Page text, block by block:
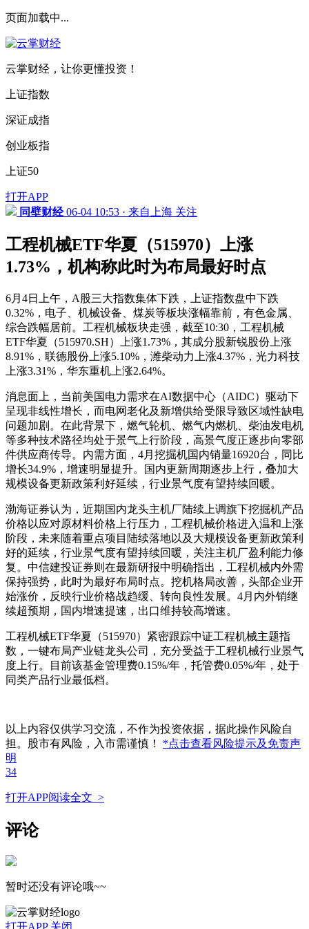
页面加载中...
云掌财经，让你更懂投资！
上证指数
深证成指
创业板指
上证50
打开APP
同壁财经 06-04 10:53 · 来自上海 关注
工程机械ETF华夏（515970）上涨
1.73%，机构称此时为布局最好时点
6月4日上午，A股三大指数集体下跌，上证指数盘中下跌
0.32%，电子、机械设备、煤炭等板块涨幅靠前，有色金属、
综合跌幅居前。工程机械板块走强，截至10:30，工程机械
ETF华夏（515970.SH）上涨1.73%，其成分股新锐股份上涨
8.91%，联德股份上涨5.10%，潍柴动力上涨4.37%，光力科技
上涨3.31%，华东重机上涨2.64%。
消息面上，当前美国电力需求在AI数据中心（AIDC）驱动下
呈现非线性增长，而电网老化及新增供给受限导致区域性缺电
问题加剧。在此背景下，燃气轮机、燃气内燃机、柴油发电机
等多种技术路径均处于景气上行阶段，高景气度正逐步向零部
件供应商传导。内需方面，4月挖掘机国内销量16920台，同比
增长34.9%，增速明显提升。国内更新周期逐步上行，叠加大
规模设备更新政策利好延续，行业景气度有望持续回暖。
渤海证券认为，近期国内龙头主机厂陆续上调旗下挖掘机产品
价格以应对原材料价格上行压力，工程机械价格进入温和上涨
阶段，未来随着重点项目陆续落地以及大规模设备更新政策利
好的延续，行业景气度有望持续回暖，关注主机厂盈利能力修
复。中信建投证券则在最新研报中明确指出，工程机械内外需
保持强势，此时为最好布局时点。挖机格局改善，头部企业开
始涨价，反映行业价格战趋缓、转向良性发展。4月内外销继
续超预期，国内增速提速，出口维持较高增速。
工程机械ETF华夏（515970）紧密跟踪中证工程机械主题指
数，一键布局产业链龙头公司，充分受益于工程机械行业景气
度上行。目前该基金管理费0.15%/年，托管费0.05%/年，处于
同类产品行业最低档。
以上内容仅供学习交流，不作为投资依据，据此操作风险自
担。股市有风险，入市需谨慎！ *点击查看风险提示及免责声
明
34
打开APP阅读全文 >
评论
暂时还没有评论哦~~
打开APP 关闭